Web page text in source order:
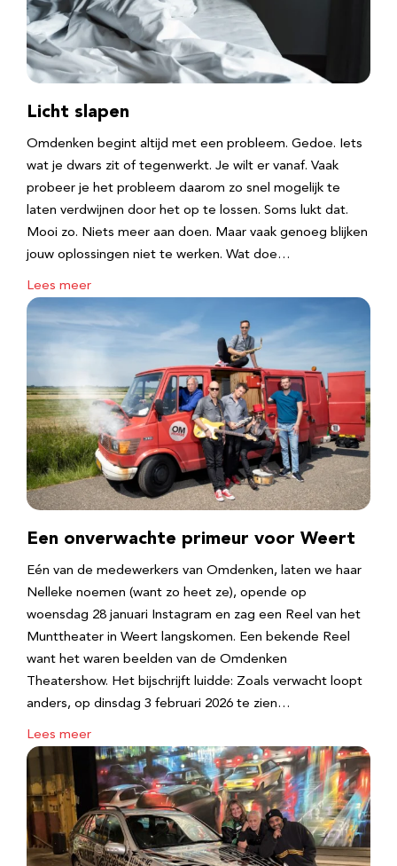
Licht slapen
Omdenken begint altijd met een probleem. Gedoe. Iets
wat je dwars zit of tegenwerkt. Je wilt er vanaf. Vaak
probeer je het probleem daarom zo snel mogelijk te
laten verdwijnen door het op te lossen. Soms lukt dat.
Mooi zo. Niets meer aan doen. Maar vaak genoeg blijken
jouw oplossingen niet te werken. Wat doe…
Lees meer
Een onverwachte primeur voor Weert
Eén van de medewerkers van Omdenken, laten we haar
Nelleke noemen (want zo heet ze), opende op
woensdag 28 januari Instagram en zag een Reel van het
Munttheater in Weert langskomen. Een bekende Reel
want het waren beelden van de Omdenken
Theatershow. Het bijschrijft luidde: Zoals verwacht loopt
anders, op dinsdag 3 februari 2026 te zien…
Lees meer